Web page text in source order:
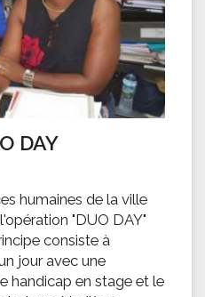
DAY
humaines de la ville
"DUO DAY"
consiste à
jour avec une
handicap en stage et le